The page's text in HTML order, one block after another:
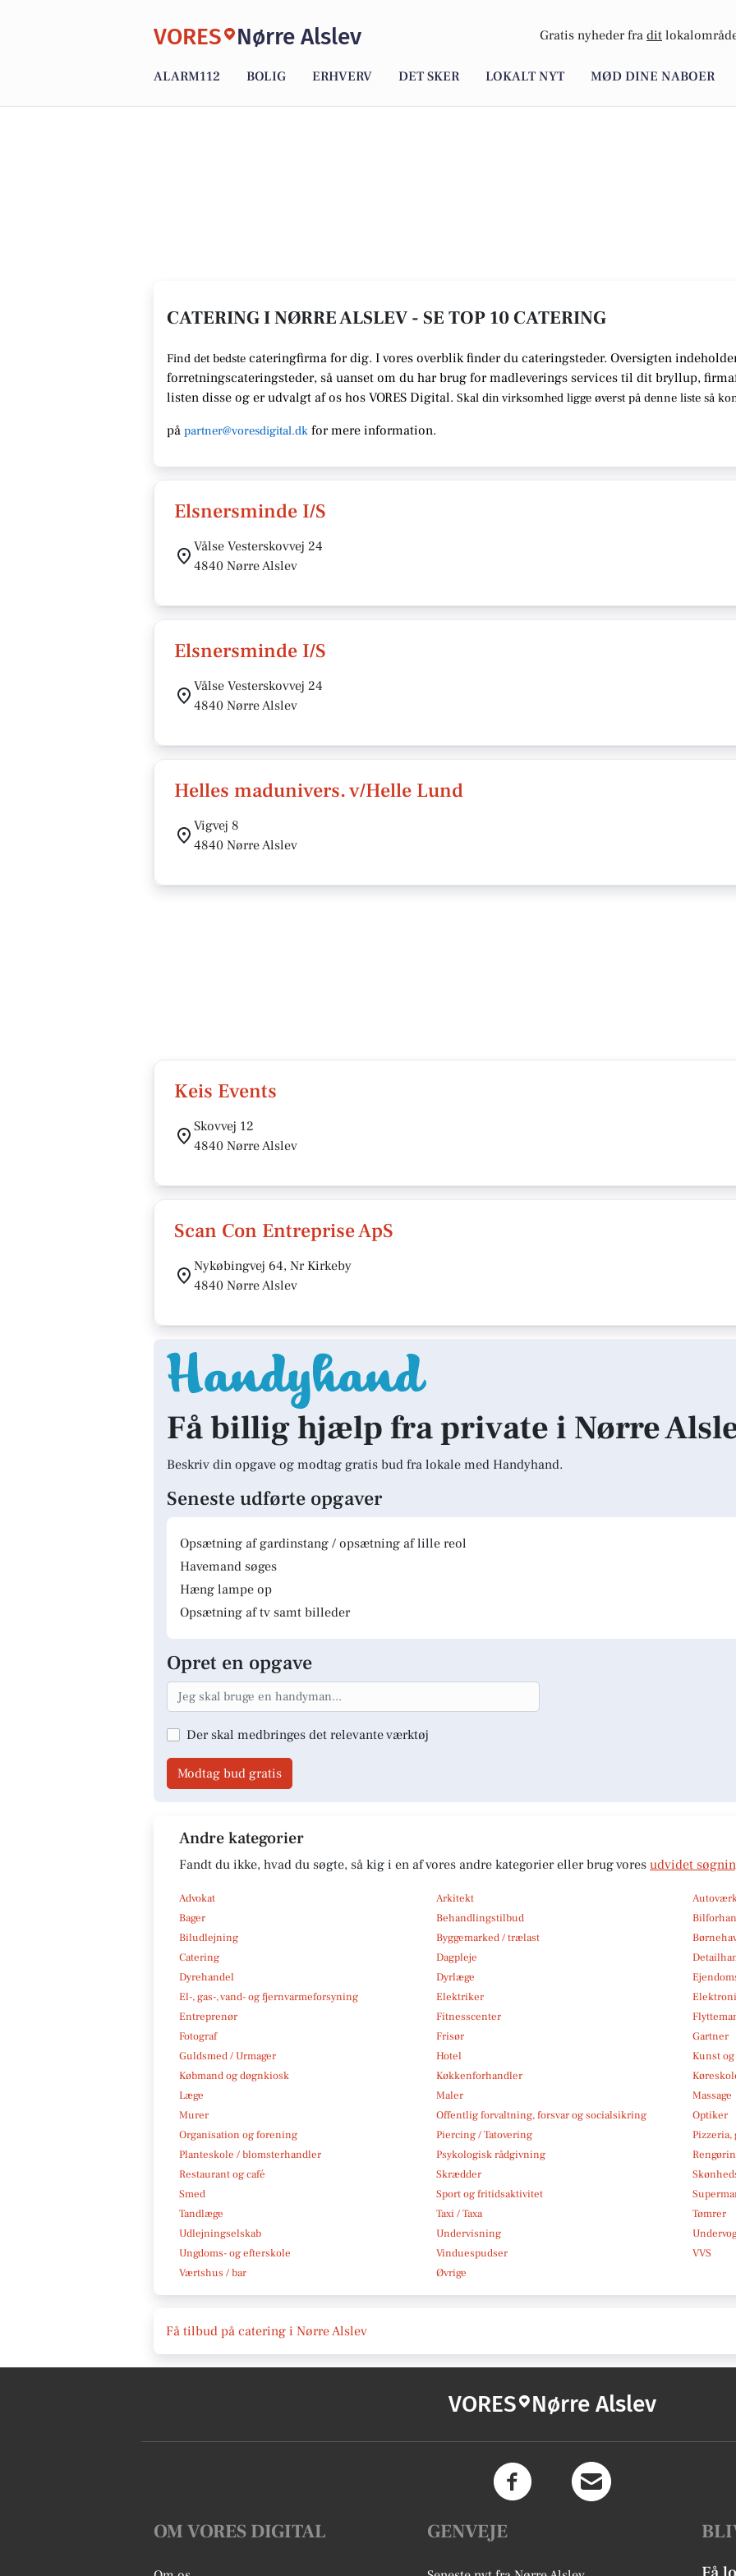
VORES Nørre Alslev Gratis nyheder fra dit
ALARM112 BOLIG ERHVERV DET SKER LOKALT NYT MØD DINE NABOER
CATERING I NØRRE ALSLEV - SE TOP 10 CATERING
Find det bedste cateringfirma for dig. I vores overblik finder du cateringsteder. Oversigten
forretningscateringsteder, så uanset om du har brug for madleverings services til dit bryllup,
listen disse og er udvalgt af os hos VORES Digital. Skal din virksomhed ligge øverst på denne liste så
på partner@voresdigital.dk for mere information.
Elsnersminde I/S
Vålse Vesterskovvej 24
4840 Nørre Alslev
Elsnersminde I/S
Vålse Vesterskovvej 24
4840 Nørre Alslev
Helles madunivers. v/Helle Lund
Vigvej 8
4840 Nørre Alslev
Keis Events
Skovvej 12
4840 Nørre Alslev
Scan Con Entreprise ApS
Nykøbingvej 64, Nr Kirkeby
4840 Nørre Alslev
Få billig hjælp fra private i Nørre
Beskriv din opgave og modtag gratis bud fra lokale med Handyhand.
Seneste udførte opgaver
Opsætning af gardinstang / opsætning af lille reol
Havemand søges
Hæng lampe op
Opsætning af tv samt billeder
Opret en opgave
Der skal medbringes det relevante værktøj
Modtag bud gratis
Andre kategorier
Fandt du ikke, hvad du søgte, så kig i en af vores andre kategorier eller brug vores udvidet
Advokat Arkitekt
Bager
Behandlingstilbud
Biludlejning
Byggemarked / trælast
Catering
Dagpleje
Dyrehandel
Dyrlæge
El-, gas-, vand- og fjernvarmeforsyning
Elektriker
Entreprenør
Fitnesscenter
Fotograf
Frisør
Gartner
Guldsmed / Urmager
Hotel
Kunst
Købmand og døgnkiosk
Køkkenforhandler
Læge
Maler
Massage
Murer
Offentlig forvaltning, forsvar og socialsikring
Optiker
Organisation og forening
Piercing / Tatovering
Planteskole / blomsterhandler
Psykologisk rådgivning
Restaurant og café
Skrædder
Smed
Sport og fritidsaktivitet
Tandlæge
Taxi / Taxa
Tømrer
Udlejningselskab
Undervisning
Ungdoms- og efterskole
Vinduespudser
VVS
Værtshus / bar
Øvrige
Få tilbud på catering i Nørre Alslev
VORES Nørre Alslev
OM VORES DIGITAL GENVEJE